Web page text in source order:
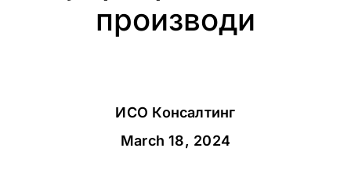
производи
ИСО Консалтинг
March 18, 2024